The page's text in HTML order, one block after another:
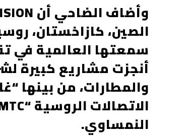
الصين، كازاخستان،
سمعتها العالمية في
أنجزت مشاريع كبيرة
والمطارات، من بينها
النمساوي.